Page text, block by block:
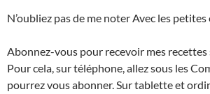
N’oubliez pas de me noter Avec les
Abonnez-vous pour recevoir mes
Pour cela, sur téléphone, allez sous les
pourrez vous abonner. Sur tablette et